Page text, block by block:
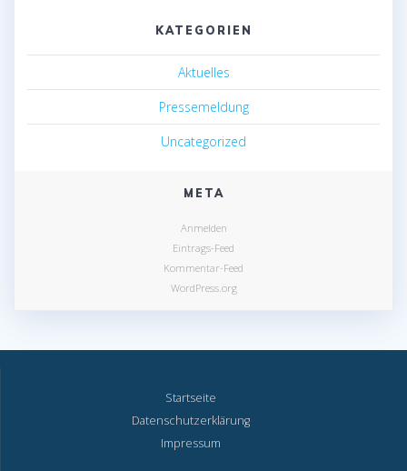
KATEGORIEN
Aktuelles
Pressemeldung
Uncategorized
META
Anmelden
Eintrags-Feed
Kommentar-Feed
WordPress.org
Startseite
Datenschutzerklärung
Impressum